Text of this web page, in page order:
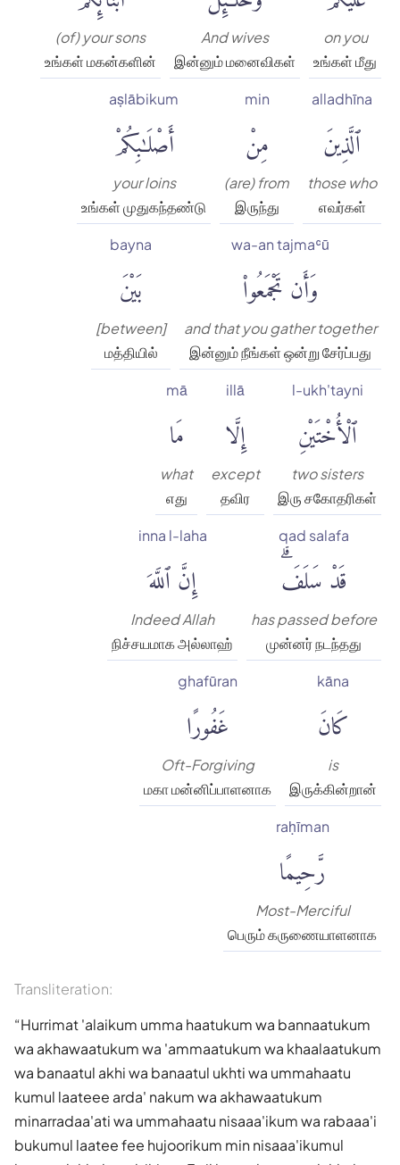
on you
உங்கள் மீது
And wives
இன்னும் மனைவிகள்
(of) your sons
உங்கள் மகன்களின்
alladhīna
ٱلَّذِينَ
those who
எவர்கள்
min
مِنْ
(are) from
இருந்து
aṣlābikum
أَصْلَٰبِكُمْ
your loins
உங்கள் முதுகந்தண்டு
wa-an tajmaʿū
وَأَن تَجْمَعُوا۟
and that you gather together
இன்னும் நீங்கள் ஒன்று சேர்ப்பது
bayna
بَيْنَ
[between]
மத்தியில்
l-ukh'tayni
ٱلْأُخْتَيْنِ
two sisters
இரு சகோதரிகள்
illā
إِلَّا
except
தவிர
mā
مَا
what
எது
qad salafa
قَدْ سَلَفَۗ
has passed before
முன்னர் நடந்தது
inna l-laha
إِنَّ ٱللَّهَ
Indeed Allah
நிச்சயமாக அல்லாஹ்
kāna
كَانَ
is
இருக்கின்றான்
ghafūran
غَفُورًا
Oft-Forgiving
மகா மன்னிப்பாளனாக
raḥīman
رَّحِيمًا
Most-Merciful
பெரும் கருணையாளனாக
Transliteration:
Hurrimat 'alaikum umma haatukum wa bannaatukum
wa akhawaatukum wa 'ammaatukum wa khaalaatukum
wa banaatul akhi wa banaatul ukhti wa ummahaatu
kumul laateee arda' nakum wa akhawaatukum
minarradaa'ati wa ummahaatu nisaaa'ikum wa rabaaa'i
bukumul laatee fee hujoorikum min nisaaa'ikumul